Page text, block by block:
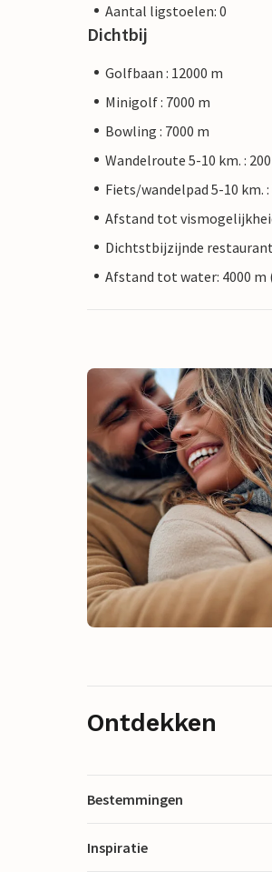
Aantal ligstoelen: 0
Dichtbij
Golfbaan : 12000 m
Minigolf : 7000 m
Bowling : 7000 m
Wandelroute 5-10 km. :
Fiets/wandelpad 5-10 km. :
Afstand tot
Dichtstbijzijnde
Afstand tot water: 4000 m
Ontdekken
Bestemmingen
Inspiratie